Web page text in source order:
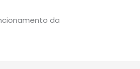
da